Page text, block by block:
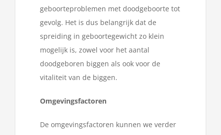
geboorteproblemen met doodgeboorte tot
gevolg. Het is dus belangrijk dat de
spreiding in geboortegewicht zo klein
mogelijk is, zowel voor het aantal
doodgeboren biggen als ook voor de
vitaliteit van de biggen.
Omgevingsfactoren
De omgevingsfactoren kunnen we verder